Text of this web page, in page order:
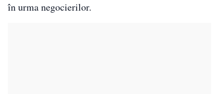
în urma negocierilor.